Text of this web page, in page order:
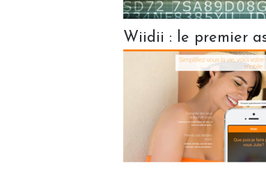
Wiidii : le premier